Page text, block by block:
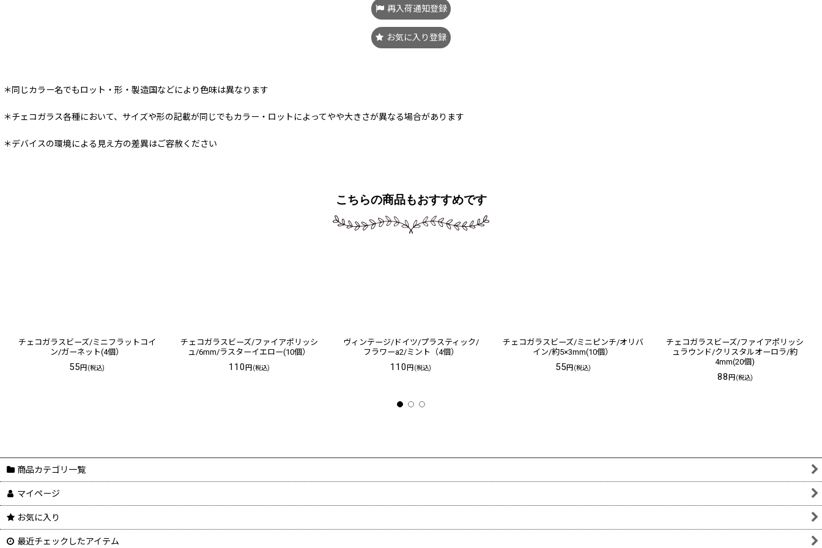
再入荷通知登録
お気に入り登録
＊同じカラー名でもロット・形・製造国などにより色味は異なります
＊チェコガラス各種において、サイズや形の記載が同じでもカラー・ロットによってやや大きさが異なる場合があります
＊デバイスの環境による見え方の差異はご容赦ください
こちらの商品もおすすめです
チェコガラスビーズ/ミニフラットコイ
ン/ガーネット(4個）
55円(税込)
チェコガラスビーズ/ファイアポリッシ
ュ/6mm/ラスターイエロー(10個）
110円(税込)
ヴィンテージ/ドイツ/プラスティック/
フラワーa2/ミント（4個）
110円(税込)
チェコガラスビーズ/ミニピンチ/オリバ
イン/約5×3mm(10個）
55円(税込)
チェコガラスビーズ/ファイアポリッシ
ュラウンド/クリスタルオーロラ/約
4mm(20個)
88円(税込)
商品カテゴリ一覧
マイページ
お気に入り
最近チェックしたアイテム